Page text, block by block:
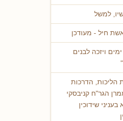
למשל
חיל - מעודכן
ויזכה לבנים
הליכות, הדרכות
הגר"ח קניבסקי
שידוכין